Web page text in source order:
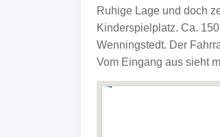
Ruhige Lage und doch
Kinderspielplatz. Ca.
Wenningstedt. Der
Vom Eingang aus sieht